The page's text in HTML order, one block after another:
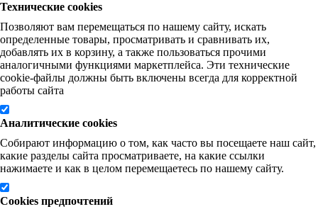
Технические cookies
Позволяют вам перемещаться по нашему сайту, искать
определенные товары, просматривать и сравнивать их,
добавлять их в корзину, а также пользоваться прочими
аналогичными функциями маркетплейса. Эти технические
cookie-файлы должны быть включены всегда для корректной
работы сайта
Аналитические cookies
Собирают информацию о том, как часто вы посещаете наш сайт,
какие разделы сайта просматриваете, на какие ссылки
нажимаете и как в целом перемещаетесь по нашему сайту.
Cookies предпочтений